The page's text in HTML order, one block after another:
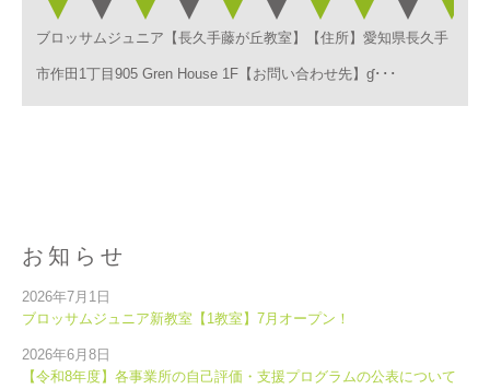
ブロッサムジュニア【長久手藤が丘教室】【住所】愛知県長久手
市作田1丁目905 Gren House 1F【お問い合わせ先】ɠ･･･
お知らせ
ブロッサムジュニア新教室【1教室】7月オープン！
2026年7月1日
【令和8年度】各事業所の自己評価・支援プログラムの公表について
2026年6月8日